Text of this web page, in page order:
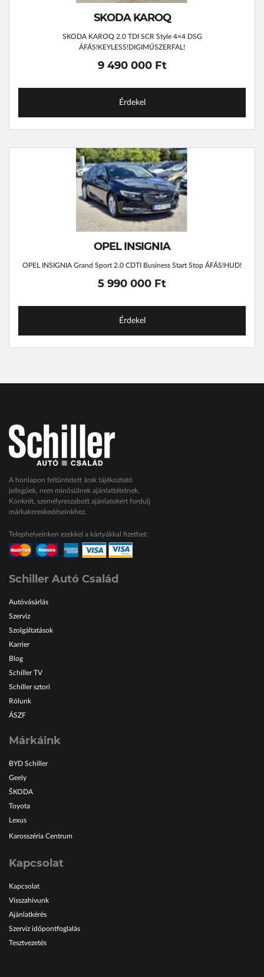
SKODA KAROQ
SKODA KAROQ 2.0 TDI SCR Style 4×4 DSG
ÁFÁS!KEYLESS!DIGIMŰSZERFAL!
9 490 000 Ft
Érdekel
OPEL INSIGNIA
OPEL INSIGNIA Grand Sport 2.0 CDTI Business Start Stop ÁFÁS!HUD!
5 990 000 Ft
Érdekel
A honlapon feltüntetett árak tájékoztató
jellegűek, nem minősülnek ajánlattételnek.
Konkrét, személyreszabott ajánlatokért fordulj
márkakereskedéseinkhez.
Telephelyeinken ezekkel a kártyákkal fizethet:
Schiller Autó Család
Autóvásárlás
Szerviz
Szolgáltatások
Karrier
Blog
Schiller TV
Schiller sztori
Rólunk
ÁSZF
Márkáink
BYD Schiller
Geely
ŠKODA
Toyota
Lexus
Karosszéria Centrum
Kapcsolat
Kapcsolat
Visszahívunk
Ajánlatkérés
Szerviz időpontfoglalás
Tesztvezetés